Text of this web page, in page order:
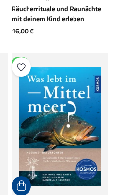
Räucherrituale und Raunächte
mit deinem Kind erleben
Angebot
16,00 €
NEU